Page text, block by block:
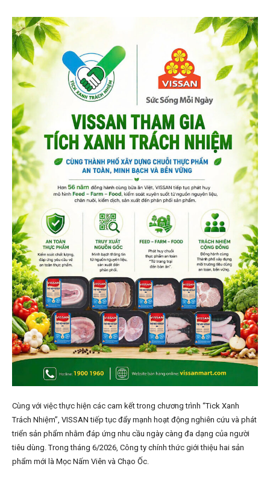
Cùng với việc thực hiện các cam kết trong chương trình “Tick Xanh
Trách Nhiệm”, VISSAN tiếp tục đẩy mạnh hoạt động nghiên cứu và phát
triển sản phẩm nhằm đáp ứng nhu cầu ngày càng đa dạng của người
tiêu dùng. Trong tháng 6/2026, Công ty chính thức giới thiệu hai sản
phẩm mới là Mọc Nấm Viên và Chạo Ốc.